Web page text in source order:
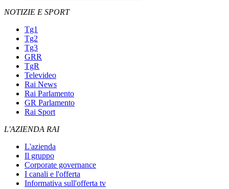
NOTIZIE E SPORT
Tg1
Tg2
Tg3
GRR
TgR
Televideo
Rai News
Rai Parlamento
GR Parlamento
Rai Sport
L'AZIENDA RAI
L'azienda
Il gruppo
Corporate governance
I canali e l'offerta
Informativa sull'offerta tv